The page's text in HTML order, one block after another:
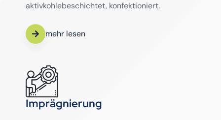
aktivkohlebeschichtet, konfektioniert.
mehr lesen
Imprägnierung